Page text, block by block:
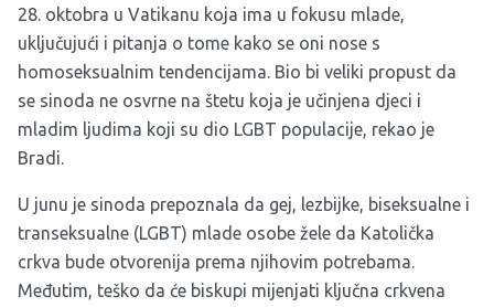
28. oktobra u Vatikanu koja ima u fokusu mlade,
uključujući i pitanja o tome kako se oni nose s
homoseksualnim tendencijama. Bio bi veliki propust da
se sinoda ne osvrne na štetu koja je učinjena djeci i
mladim ljudima koji su dio LGBT populacije, rekao je
Bradi.
U junu je sinoda prepoznala da gej, lezbijke, biseksualne i
transeksualne (LGBT) mlade osobe žele da Katolička
crkva bude otvorenija prema njihovim potrebama.
Međutim, teško da će biskupi mijenjati ključna crkvena